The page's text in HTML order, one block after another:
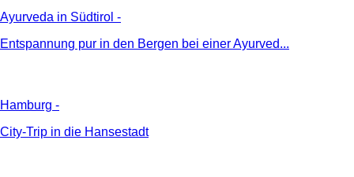
Ayurveda in Südtirol -
Entspannung pur in den Bergen bei einer Ayurved...
Hamburg -
City-Trip in die Hansestadt